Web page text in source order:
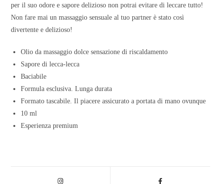
per il suo odore e sapore delizioso non potrai evitare di leccare tutto!
Non fare mai un massaggio sensuale al tuo partner è stato così
divertente e delizioso!
Olio da massaggio dolce sensazione di riscaldamento
Sapore di lecca-lecca
Baciabile
Formula esclusiva. Lunga durata
Formato tascabile. Il piacere assicurato a portata di mano ovunque
10 ml
Esperienza premium